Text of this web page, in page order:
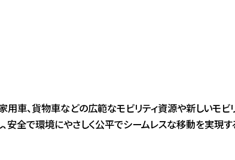
車、貨物車などの広範なモビリティ資源や新しいモ
安全で環境にやさしく公平でシームレスな移動を実現す